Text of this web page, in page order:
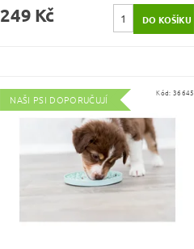
249 Kč
NAŠI PSI DOPORUČUJÍ
Kód: 36645